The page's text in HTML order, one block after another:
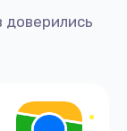
доверились